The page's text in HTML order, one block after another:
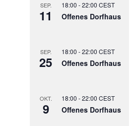
SEP.
11
18:00 -22:00 CEST
Offenes Dorfhaus
SEP.
25
18:00 -22:00 CEST
Offenes Dorfhaus
OKT.
9
18:00 -22:00 CEST
Offenes Dorfhaus